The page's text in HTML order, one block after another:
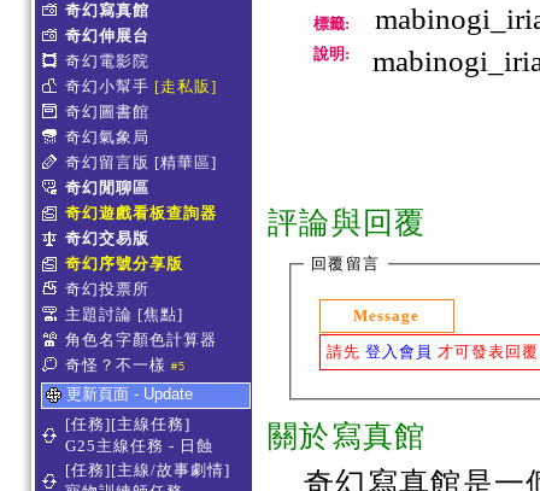
奇幻寫真館
奇幻伸展台
奇幻電影院
奇幻小幫手 [走私販]
奇幻圖書館
奇幻氣象局
奇幻留言版 [精華區]
奇幻閒聊區
奇幻遊戲看板查詢器
奇幻交易版
奇幻序號分享版
奇幻投票所
主題討論 [焦點]
角色名字顏色計算器
奇怪？不一樣 #5
更新頁面 - Update
[任務][主線任務]
G25主線任務 - 日蝕
[任務][主線/故事劇情]
標籤:
說明:
評論與回覆
回覆留言
Message
請先 登入會員 才可發表回
關於寫真館
奇幻寫真館是一